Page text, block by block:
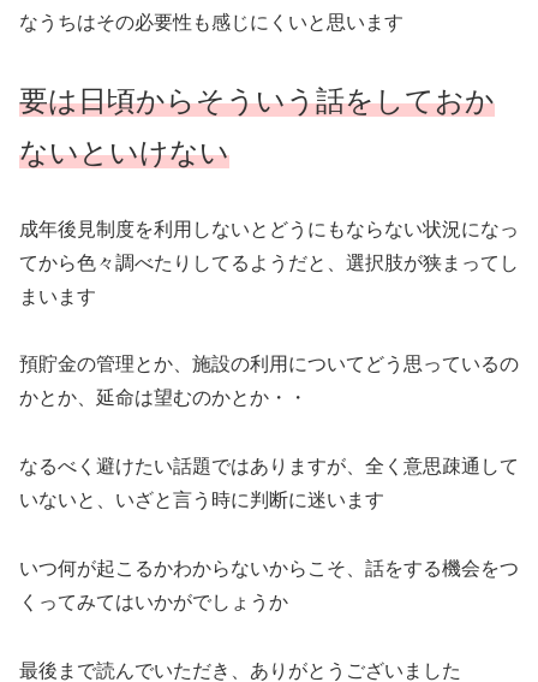
なうちはその必要性も感じにくいと思います
要は日頃からそういう話をしておか
ないといけない
成年後見制度を利用しないとどうにもならない状況になっ
てから色々調べたりしてるようだと、選択肢が狭まってし
まいます
預貯金の管理とか、施設の利用についてどう思っているの
かとか、延命は望むのかとか・・
なるべく避けたい話題ではありますが、全く意思疎通して
いないと、いざと言う時に判断に迷います
いつ何が起こるかわからないからこそ、話をする機会をつ
くってみてはいかがでしょうか
最後まで読んでいただき、ありがとうございました